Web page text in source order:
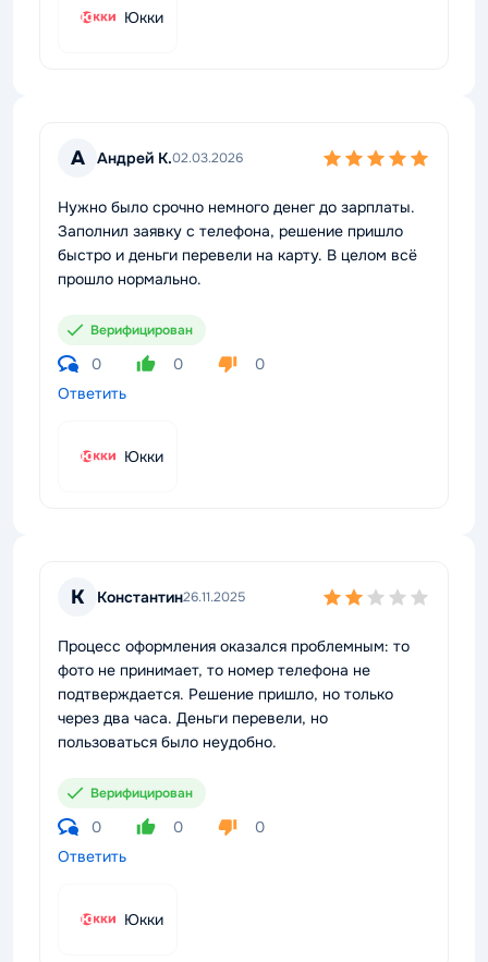
Юкки
А Андрей К.02.03.2026
Нужно было срочно немного денег до зарплаты.
Заполнил заявку с телефона, решение пришло
быстро и деньги перевели на карту. В целом всё
прошло нормально.
Верифицирован
0 0
0
Ответить
Юкки
К Константин26.11.2025
Процесс оформления оказался проблемным: то
фото не принимает, то номер телефона не
подтверждается. Решение пришло, но только
через два часа. Деньги перевели, но
пользоваться было неудобно.
Верифицирован
0 0
0
Ответить
Юкки